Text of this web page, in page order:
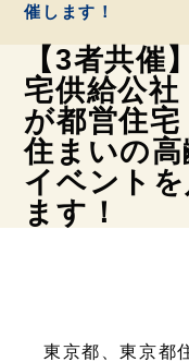
催します！
【3者共催
宅供給公社
が都営住
住まいの
イベント
ます！
東京都、東京都